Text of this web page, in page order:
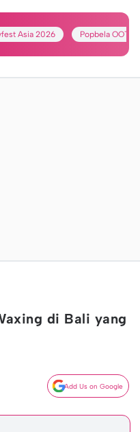
Asia 2026 Popbela OOTD
di Bali yang
Add Us on Google